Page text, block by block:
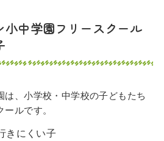
小中学園フリースクール
は、小学校・中学校の子どもたち
ルです。
きにくい子